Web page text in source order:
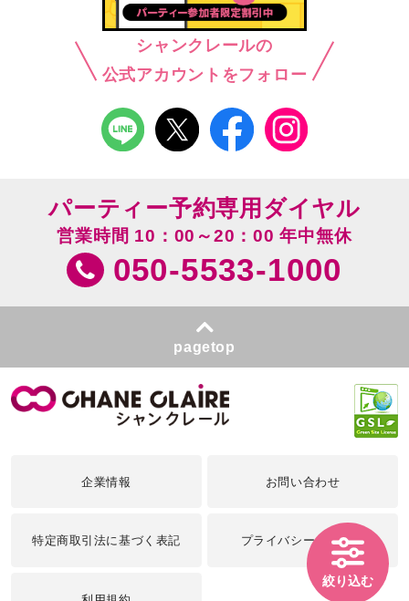
シャンクレールの
公式アカウントをフォロー
絞り込む
パーティー予約専用ダイヤル
営業時間 10：00～20：00 年中無休
050-5533-1000
pagetop
企業情報 お問い合わせ
特定商取引法に基づく表記 プライバシーポリシー